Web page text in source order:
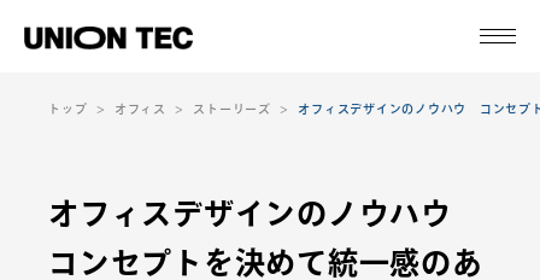
トップ オフィス ストーリーズ オフィスデザインのノウハウ コンセプ
オフィスデザインのノウハウ
コンセプトを決めて統一感のあ